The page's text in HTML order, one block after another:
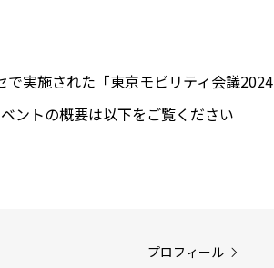
実施された「東京モビリティ会議2024
ントの概要は以下をご覧ください
プロフィール